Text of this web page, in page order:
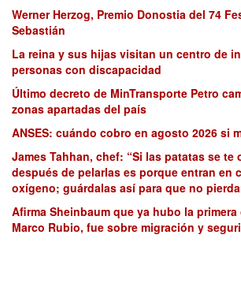
Werner Herzog, Premio Donostia del 74
Sebastián
La reina y sus hijas visitan un centro de
personas con discapacidad
Último decreto de MinTransporte Petro
zonas apartadas del país
ANSES: cuándo cobro en agosto 2026 si
James Tahhan, chef: “Si las patatas se te
después de pelarlas es porque entran en
oxígeno; guárdalas así para que no
Afirma Sheinbaum que ya hubo la
Marco Rubio, fue sobre migración y